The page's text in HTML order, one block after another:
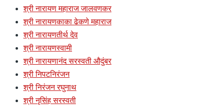
श्री नारायण महाराज जालवणकर
श्री नारायणकाका ढेकणे महाराज
श्री नारायणतीर्थ देव
श्री नारायणस्वामी
श्री नारायणानंद सरस्वती औदुंबर
श्री निपटनिरंजन
श्री निरंजन रघुनाथ
श्री नृसिंह सरस्वती